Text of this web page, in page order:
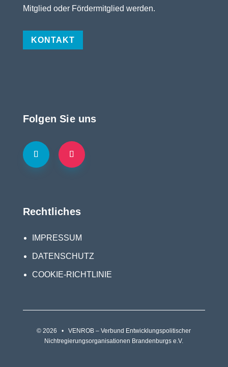
Mitglied oder Fördermitglied werden.
KONTAKT
Folgen Sie uns
Rechtliches
IMPRESSUM
DATENSCHUTZ
COOKIE-RICHTLINIE
© 2026 • VENROB – Verbund Entwicklungspolitischer
Nichtregierungsorganisationen Brandenburgs e.V.